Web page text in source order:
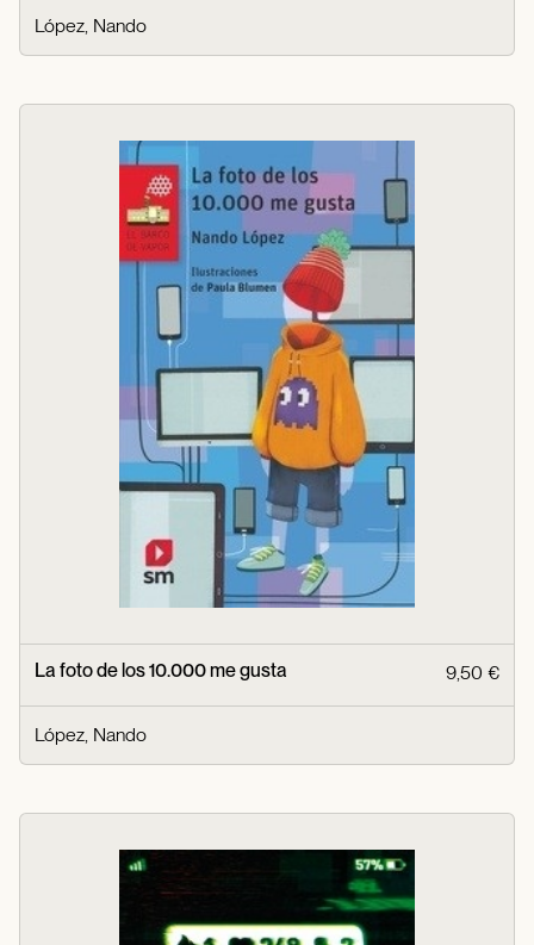
López, Nando
La foto de los 10.000 me gusta 9,50 €
López, Nando